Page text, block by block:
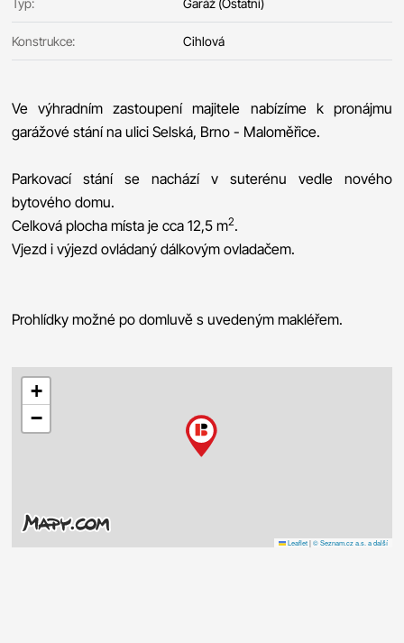
Typ: Garáž (Ostatní)
Konstrukce: Cihlová
Ve výhradním zastoupení majitele nabízíme k pronájmu
garážové stání na ulici Selská, Brno - Maloměřice.
Parkovací stání se nachází v suterénu vedle nového
bytového domu.
Celková plocha místa je cca 12,5 m2.
Vjezd i výjezd ovládaný dálkovým ovladačem.
Prohlídky možné po domluvě s uvedeným makléřem.
+
−
Leaflet | © Seznam.cz a.s. a další